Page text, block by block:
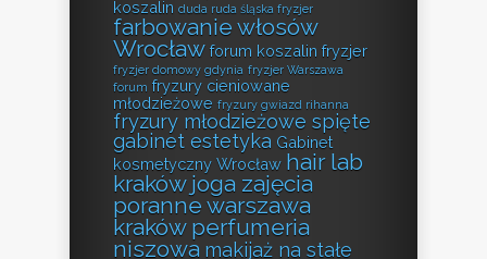
koszalin duda ruda śląska fryzjer
farbowanie włosów
Wrocław forum koszalin fryzjer
fryzjer domowy gdynia fryzjer Warszawa
forum fryzury cieniowane
młodzieżowe fryzury gwiazd rihanna
fryzury młodzieżowe spięte
gabinet estetyka Gabinet
kosmetyczny Wrocław hair lab
kraków joga zajęcia
poranne warszawa
kraków perfumeria
niszowa makijaż na stałe